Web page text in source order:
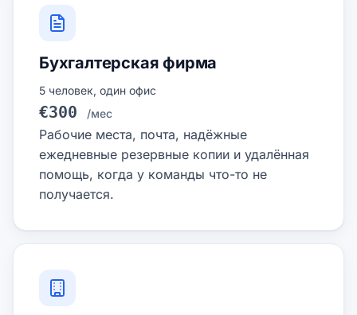
Бухгалтерская фирма
5 человек, один офис
€300 /мес
Рабочие места, почта, надёжные
ежедневные резервные копии и удалённая
помощь, когда у команды что-то не
получается.